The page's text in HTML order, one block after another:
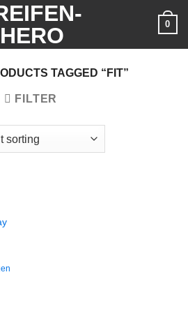
0
TAGGED “FIT”
FILTER